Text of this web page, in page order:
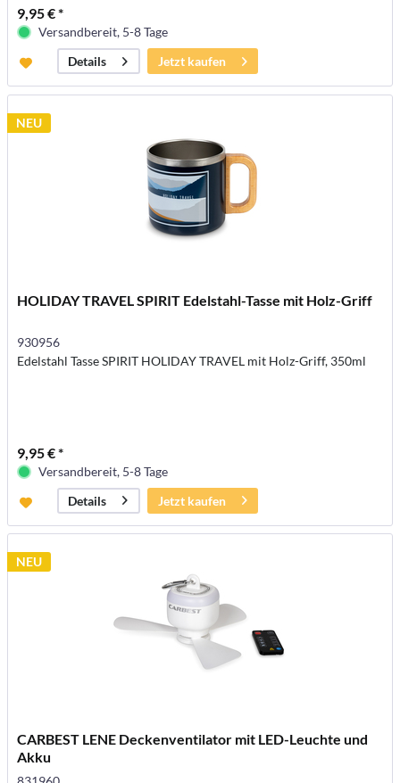
9,95 € *
Versandbereit, 5-8 Tage
Details
Jetzt kaufen
NEU
HOLIDAY TRAVEL SPIRIT Edelstahl-Tasse mit Holz-Griff
930956
Edelstahl Tasse SPIRIT HOLIDAY TRAVEL mit Holz-Griff, 350ml
9,95 € *
Versandbereit, 5-8 Tage
Details
Jetzt kaufen
NEU
CARBEST LENE Deckenventilator mit LED-Leuchte und
Akku